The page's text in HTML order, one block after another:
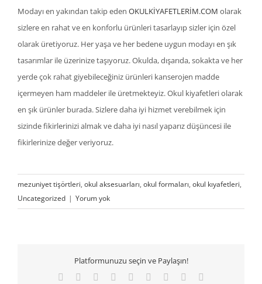
Modayı en yakından takip eden OKULKİYAFETLERİM.COM olarak
sizlere en rahat ve en konforlu ürünleri tasarlayıp sizler için özel
olarak üretiyoruz. Her yaşa ve her bedene uygun modayı en şık
tasarımlar ile üzerinize taşıyoruz. Okulda, dışarıda, sokakta ve her
yerde çok rahat giyebileceğiniz ürünleri kanserojen madde
içermeyen ham maddeler ile üretmekteyiz. Okul kiyafetleri olarak
en şık ürünler burada. Sizlere daha iyi hizmet verebilmek için
sizinde fikirlerinizi almak ve daha iyi nasıl yaparız düşüncesi ile
fikirlerinize değer veriyoruz.
mezuniyet tişörtleri, okul aksesuarları, okul formaları, okul kıyafetleri,
Uncategorized | Yorum yok
Platformunuzu seçin ve Paylaşın!
Facebook
TwitterReddit LinkedInWhatsApp
TumblrPinterest